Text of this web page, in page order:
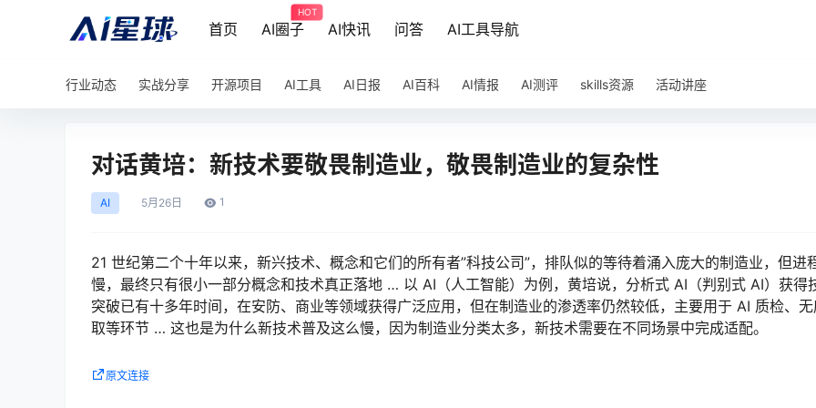
首页 AI圈子
HOT
AI快讯 问答 AI工具导航
行业动态 实战分享 开源项目 AI工具 AI日报 AI百科 AI情报 AI测评 skills资源 活动讲座
对话黄培：新技术要敬畏制造业，敬畏制造业的复杂性
AI 5月 26日 1
21 世纪第二个十年以来，新兴技术、概念和它们的所有者”科技公司”，排队似的等待着涌入庞大的制造业，但进
慢，最终只有很小一部分概念和技术真正落地 … 以 AI（人工智能）为例，黄培说，分析式 AI（判别式 AI）获得
突破已有十多年时间，在安防、商业等领域获得广泛应用，但在制造业的渗透率仍然较低，主要用于 AI 质检、
取等环节 … 这也是为什么新技术普及这么慢，因为制造业分类太多，新技术需要在不同场景中完成适配。
原文连接